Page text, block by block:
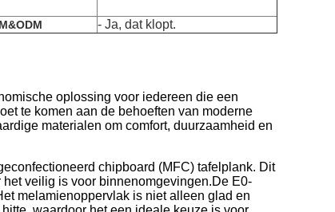
- Ja, dat klopt.
oplossing voor iedereen die een
te komen aan de behoeften van moderne
materialen om comfort, duurzaamheid en
chipboard (MFC) tafelplank. Dit
veilig is voor binnenomgevingen.De E0-
melamienoppervlak is niet alleen glad en